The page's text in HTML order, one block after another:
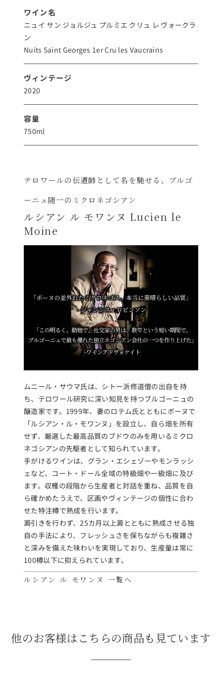
ワイン名
ニュイ サン ジョルジュ プルミエ クリュ レ ヴォークラ
ン
Nuits Saint Georges 1er Cru les Vaucrains
ヴィンテージ
2020
容量
750ml
テロワールの伝道師として名を馳せる、ブルゴ
ーニュ随一のミクロネゴシアン
ルシアン ル モワンヌ Lucien le
Moine
ムニール・サウマ氏は、シトー派修道僧の出自を持
ち、テロワール研究に深い知見を持つブルゴーニュの
醸造家です。1999年、妻のロテム氏とともにボーヌで
「ルシアン・ル・モワンヌ」を設立し、自ら畑を所有
せず、厳選した最高品質のブドウのみを用いるミクロ
ネゴシアンの先駆者として知られています。
手がけるワインは、グラン・エシェゾーやモンラッシ
ェなど、コート・ドール全域の特級畑や一級畑に及び
ます。収穫の段階から生産者と対話を重ね、品質を自
ら確かめたうえで、区画やヴィンテージの個性に合わ
せた特注樽で熟成を行います。
澱引きを行わず、25カ月以上澱とともに熟成させる独
自の手法により、フレッシュさを保ちながらも複雑さ
と深みを備えた味わいを実現しており、生産量は常に
100樽以下に抑えられています。
ルシアン ル モワンヌ 一覧へ
他のお客様はこちらの商品も見ています